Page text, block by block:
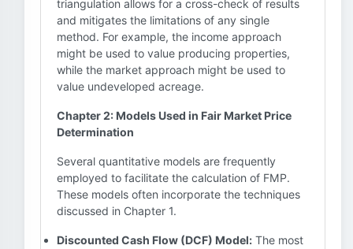
triangulation allows for a cross-check of results
and mitigates the limitations of any single
method. For example, the income approach
might be used to value producing properties,
while the market approach might be used to
value undeveloped acreage.
Chapter 2: Models Used in Fair Market Price
Determination
Several quantitative models are frequently
employed to facilitate the calculation of FMP.
These models often incorporate the techniques
discussed in Chapter 1.
Discounted Cash Flow (DCF) Model: The most